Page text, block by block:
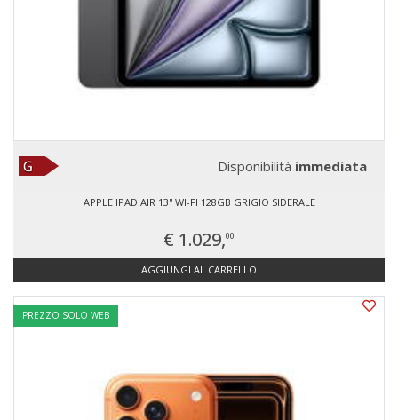
Disponibilità immediata
APPLE IPAD AIR 13'' WI-FI 128GB GRIGIO SIDERALE
€ 1.029,00
AGGIUNGI AL CARRELLO
PREZZO SOLO WEB